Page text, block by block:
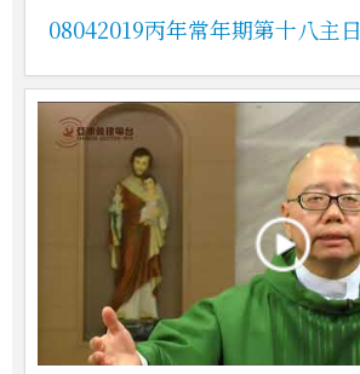
08042019丙年常年期第十八主日